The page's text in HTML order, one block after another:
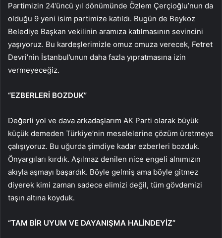
Partimizin 24’üncü yıl dönümünde Özlem Çerçioğlu’nun da
olduğu 9 yeni isim partimize katıldı. Bugün de Beykoz
Belediye Başkan vekilinin aramıza katılmasının sevincini
yaşıyoruz. Bu kardeşlerimizle omuz omuza verecek, Fetret
Devri’nin İstanbul’unun daha fazla yıpratmasına izin
vermeyeceğiz.
“EZBERLERİ BOZDUK”
Değerli yol ve dava arkadaşlarım AK Parti olarak büyük
küçük demeden Türkiye’nin meselelerine çözüm üretmeye
çalışıyoruz. Bu uğurda şimdiye kadar ezberleri bozduk.
Önyargıları kırdık. Aşılmaz denilen nice engeli alnımızın
akıyla aşmayı başardık. Böyle gelmiş ama böyle gitmez
diyerek kimi zaman sadece elimizi değil, tüm gövdemizi
taşın altına koyduk.
“TAM BİR UYUM VE DAYANIŞMA HALİNDEYİZ”